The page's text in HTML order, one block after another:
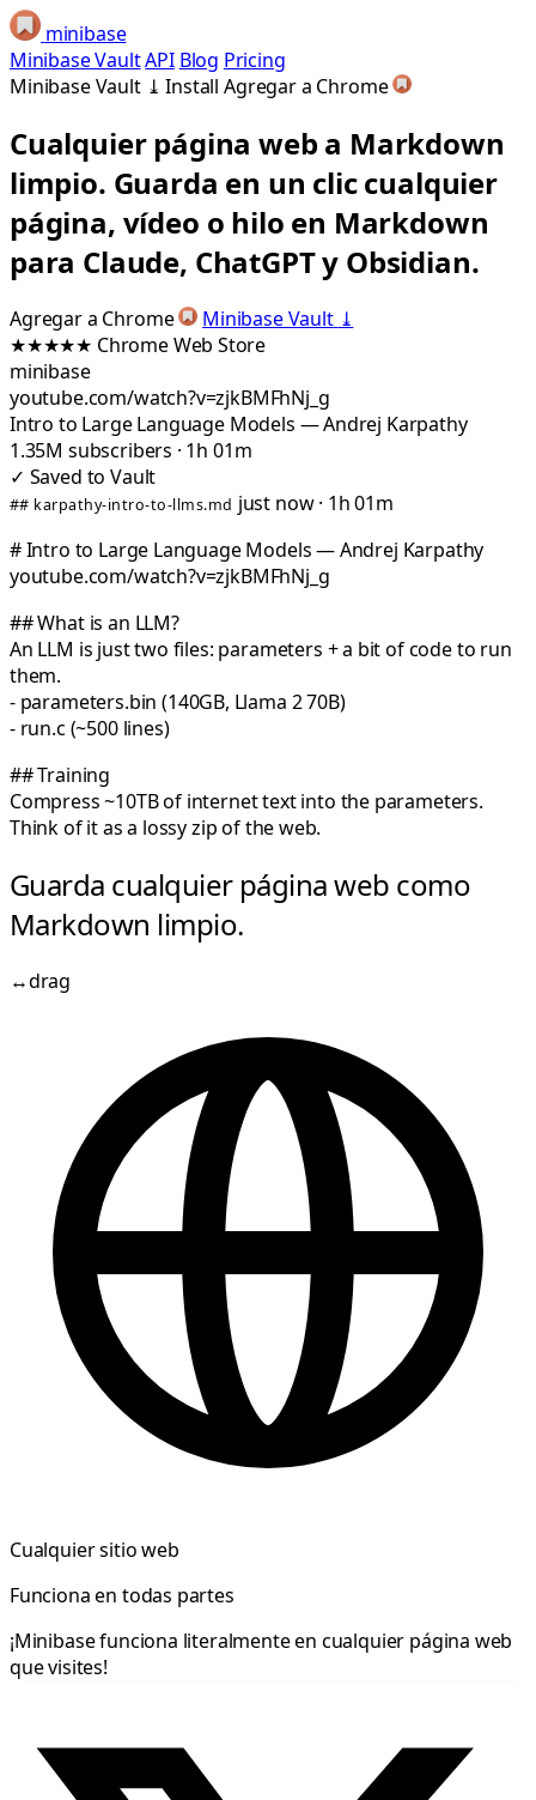
minibase
Minibase VaultAPI Blog Pricing
Minibase Vault ⤓ Install Agregar a Chrome
Cualquier página web a Markdown
limpio. Guarda en un clic cualquier
página, vídeo o hilo en Markdown
para Claude, ChatGPT y Obsidian.
Agregar a Chrome Minibase Vault ⤓
★★★★★ Chrome Web Store
minibase
youtube.com/watch?v=zjkBMFhNj_g
Intro to Large Language Models — Andrej Karpathy
1.35M subscribers · 1h 01m
✓ Saved to Vault
## karpathy-intro-to-llms.md just now · 1h 01m
#Intro to Large Language Models — Andrej Karpathy
youtube.com/watch?v=zjkBMFhNj_g
##What is an LLM?
An LLM is justtwo files: parameters + a bit of code to run
them.
- parameters.bin(140GB, Llama 2 70B)
- run.c (~500 lines)
##Training
Compress~10TB of internet textinto the parameters.
Think of it as a lossy zip of the web.
Guarda cualquier página web como
Markdown limpio.
↔drag
Cualquier sitio web
Funciona en todas partes
¡Minibase funciona literalmente en cualquier página web
que visites!